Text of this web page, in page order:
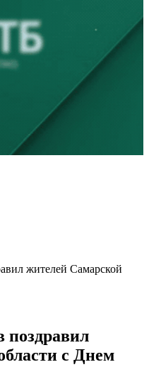
за жестокое убийство
топором из-за шумного
народов России
запустят до конца лета
жителей Самарской
поздравил
с Днем